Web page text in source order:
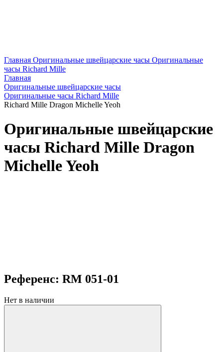
Главная Оригинальные швейцарские часы Оригинальные
часы Richard Mille
Главная
Оригинальные швейцарские часы
Оригинальные часы Richard Mille
Richard Mille Dragon Michelle Yeoh
Оригинальные швейцарские
часы Richard Mille Dragon
Michelle Yeoh
Референс: RM 051-01
Нет в наличии